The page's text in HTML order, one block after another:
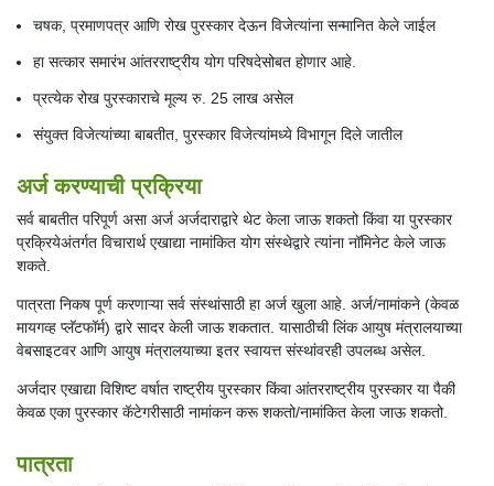
चषक, प्रमाणपत्र आणि रोख पुरस्कार देऊन विजेत्यांना सन्मानित केले जाईल
हा सत्कार समारंभ आंतरराष्ट्रीय योग परिषदेसोबत होणार आहे.
प्रत्येक रोख पुरस्काराचे मूल्य रु. 25 लाख असेल
संयुक्त विजेत्यांच्या बाबतीत, पुरस्कार विजेत्यांमध्ये विभागून दिले जातील
अर्ज करण्याची प्रक्रिया
सर्व बाबतीत परिपूर्ण असा अर्ज अर्जदाराद्वारे थेट केला जाऊ शकतो किंवा या पुरस्कार
प्रक्रियेअंतर्गत विचारार्थ एखाद्या नामांकित योग संस्थेद्वारे त्यांना नॉमिनेट केले जाऊ
शकते.
पात्रता निकष पूर्ण करणाऱ्या सर्व संस्थांसाठी हा अर्ज खुला आहे. अर्ज/नामांकने (केवळ
मायगव्ह प्लॅटफॉर्म) द्वारे सादर केली जाऊ शकतात. यासाठीची लिंक आयुष मंत्रालयाच्या
वेबसाइटवर आणि आयुष मंत्रालयाच्या इतर स्वायत्त संस्थांवरही उपलब्ध असेल.
अर्जदार एखाद्या विशिष्ट वर्षात राष्ट्रीय पुरस्कार किंवा आंतरराष्ट्रीय पुरस्कार या पैकी
केवळ एका पुरस्कार कॅटेगरीसाठी नामांकन करू शकतो/नामांकित केला जाऊ शकतो.
पात्रता